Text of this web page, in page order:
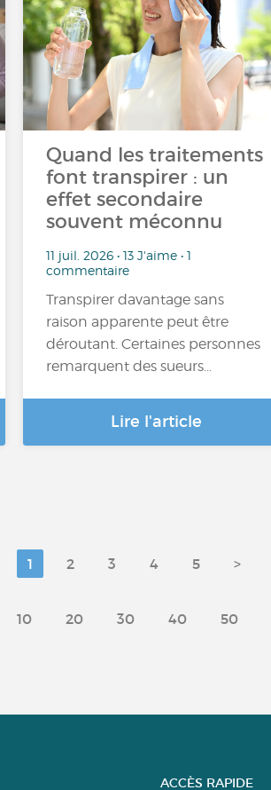
Quand les traitements
font transpirer : un
effet secondaire
souvent méconnu
11 juil. 2026 • 13 J'aime • 1
commentaire
Transpirer davantage sans
raison apparente peut être
déroutant. Certaines personnes
remarquent des sueurs…
Lire l'article
1 2 3 4 5 >
10 20 30 40 50
ACCÈS RAPIDE